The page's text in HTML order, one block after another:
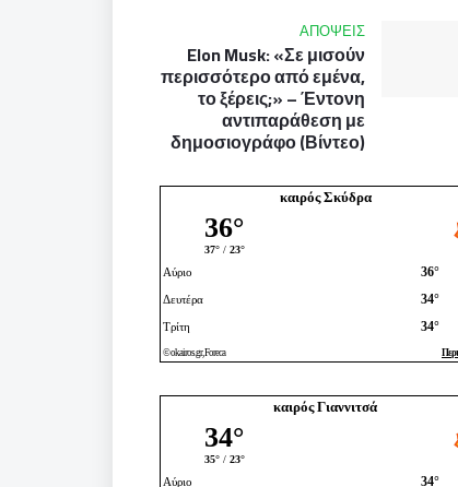
ΑΠΟΨΕΙΣ
Elon Musk: «Σε μισούν
περισσότερο από εμένα,
το ξέρεις;» – Έντονη
αντιπαράθεση με
δημοσιογράφο (Βίντεο)
καιρός Σκύδρα
καιρός Γιαννιτσά